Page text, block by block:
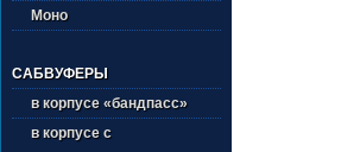
Моно
САБВУФЕРЫ
в корпусе «бандпасс»
в корпусе с